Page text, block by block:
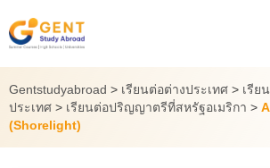
to
content
Gentstudyabroad > เรียนต่อต่างประเทศ > เรีย
ประเทศ > เรียนต่อปริญญาตรีที่สหรัฐอเมริกา >
(Shorelight)